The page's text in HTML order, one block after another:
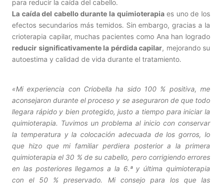
para reducir la caída del cabello.
La caída del cabello durante la quimioterapiaes uno de los
efectos secundarios más temidos. Sin embargo, gracias a la
crioterapia capilar, muchas pacientes como Ana han logrado
reducir significativamente la pérdida capilar, mejorando su
autoestima y calidad de vida durante el tratamiento.
«Mi experiencia con Criobella ha sido 100 % positiva, me
aconsejaron durante el proceso y se aseguraron de que todo
llegara rápido y bien protegido, justo a tiempo para iniciar la
quimioterapia. Tuvimos un problema al inicio con conservar
la temperatura y la colocación adecuada de los gorros, lo
que hizo que mi familiar perdiera posterior a la primera
quimioterapia el 30 % de su cabello, pero corrigiendo errores
en las posteriores llegamos a la 6.ª y última quimioterapia
con el 50 % preservado. Mi consejo para los que las